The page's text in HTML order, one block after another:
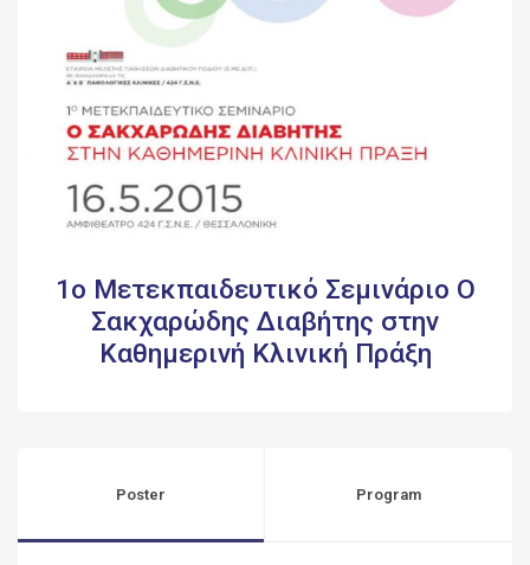
1ο Μετεκπαιδευτικό Σεμινάριο Ο
Σακχαρώδης Διαβήτης στην
Καθημερινή Κλινική Πράξη
Poster Program